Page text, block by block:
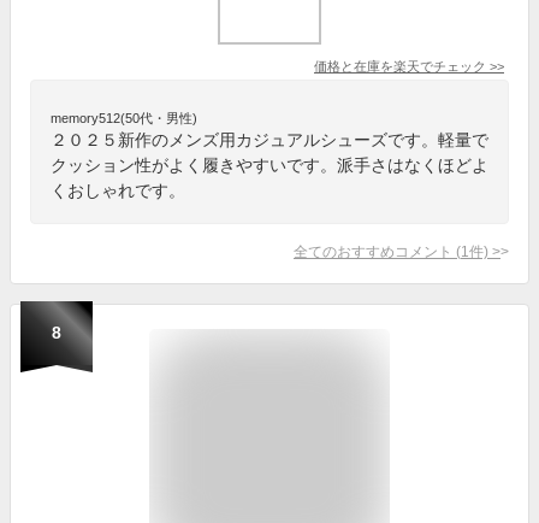
価格と在庫を楽天でチェック >>
memory512(50代・男性)
２０２５新作のメンズ用カジュアルシューズです。軽量で
クッション性がよく履きやすいです。派手さはなくほどよ
くおしゃれです。
全てのおすすめコメント (1 件) >
8